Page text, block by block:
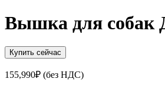
Вышка для собак
Купить сейчас
155,990₽ (без НДС)